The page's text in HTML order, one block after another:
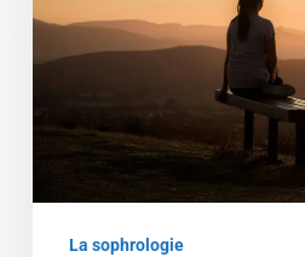
sophrologie
La sophrologie